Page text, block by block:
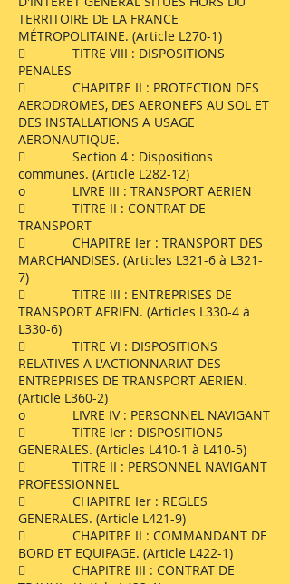
TERRITOIRE DE LA FRANCE
MÉTROPOLITAINE. (Article L270-1)
 TITRE VIII : DISPOSITIONS
PENALES
 CHAPITRE II : PROTECTION DES
AERODROMES, DES AERONEFS AU SOL ET
DES INSTALLATIONS A USAGE
AERONAUTIQUE.
 Section 4 : Dispositions
communes. (Article L282-12)
o LIVRE III : TRANSPORT AERIEN
 TITRE II : CONTRAT DE
TRANSPORT
 CHAPITRE Ier : TRANSPORT DES
MARCHANDISES. (Articles L321-6 à L321-
7)
 TITRE III : ENTREPRISES DE
TRANSPORT AERIEN. (Articles L330-4 à
L330-6)
 TITRE VI : DISPOSITIONS
RELATIVES A L'ACTIONNARIAT DES
ENTREPRISES DE TRANSPORT AERIEN.
(Article L360-2)
o LIVRE IV : PERSONNEL NAVIGANT
 TITRE Ier : DISPOSITIONS
GENERALES. (Articles L410-1 à L410-5)
 TITRE II : PERSONNEL NAVIGANT
PROFESSIONNEL
 CHAPITRE Ier : REGLES
GENERALES. (Article L421-9)
 CHAPITRE II : COMMANDANT DE
BORD ET EQUIPAGE. (Article L422-1)
 CHAPITRE III : CONTRAT DE